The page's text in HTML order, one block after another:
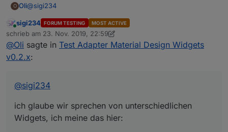
O Oli@sigi234
ich glaube wir sprechen von unterschiedlichen Widgets, ich
meine das hier:
Online
sigi234 FORUM TESTING MOST ACTIVE
schrieb am 23. Nov. 2019, 22:59
zuletzt editiert von sigi234
@Oli sagte in Test Adapter Material Design Widgets
v0.2.x:
@sigi234
ich glaube wir sprechen von unterschiedlichen
Widgets, ich meine das hier: